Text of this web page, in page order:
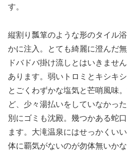
す。
縦割り瓢箪のような形のタイル
かに注入。とても綺麗に澄んだ
ドバドバ掛け流しとはいきませ
あります。弱いトロミとキシキ
とごくわずかな塩気と芒哨風味
ど、少々湯払いをしていなかっ
別にゴミも沈殿。幾つかある蛇
ます。大滝温泉にはせっかくい
体に覇気がないのが勿体無いかな